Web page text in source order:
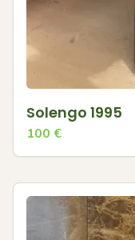
Solengo 1995
100 €